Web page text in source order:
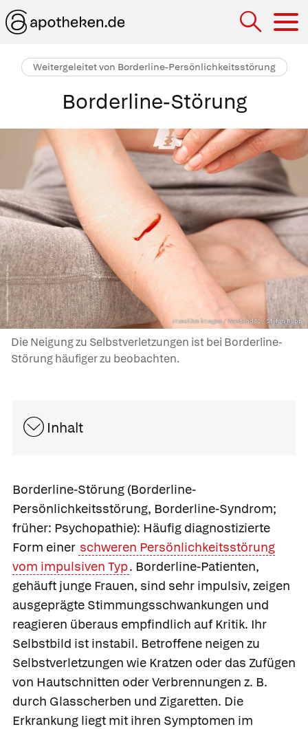
Weitergeleitet von Borderline-Persönlichkeitsstörung
Borderline-Störung
mauritius images / Westend61 / Stefan Rupp
Die Neigung zu Selbstverletzungen ist bei Borderline-
Störung häufiger zu beobachten.
Inhalt
Borderline-Störung (Borderline-
Persönlichkeitsstörung, Borderline-Syndrom;
früher: Psychopathie): Häufig diagnostizierte
Form einer schweren Persönlichkeitsstörung
vom impulsiven Typ. Borderline-Patienten,
gehäuft junge Frauen, sind sehr impulsiv, zeigen
ausgeprägte Stimmungsschwankungen und
reagieren überaus empfindlich auf Kritik. Ihr
Selbstbild ist instabil. Betroffene neigen zu
Selbstverletzungen wie Kratzen oder das Zufügen
von Hautschnitten oder Verbrennungen z. B.
durch Glasscherben und Zigaretten. Die
Erkrankung liegt mit ihren Symptomen im